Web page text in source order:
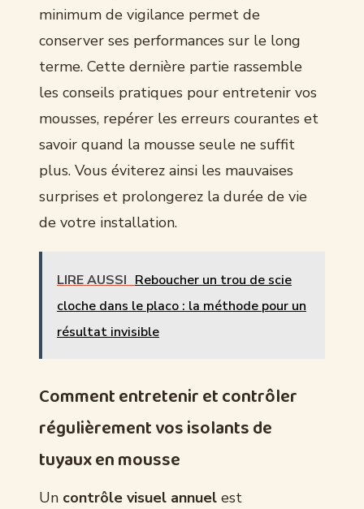
minimum de vigilance permet de
conserver ses performances sur le long
terme. Cette dernière partie rassemble
les conseils pratiques pour entretenir vos
mousses, repérer les erreurs courantes et
savoir quand la mousse seule ne suffit
plus. Vous éviterez ainsi les mauvaises
surprises et prolongerez la durée de vie
de votre installation.
LIRE AUSSI Reboucher un trou de scie
cloche dans le placo : la méthode pour un
résultat invisible
Comment entretenir et contrôler
régulièrement vos isolants de
tuyaux en mousse
Un contrôle visuel annuel est